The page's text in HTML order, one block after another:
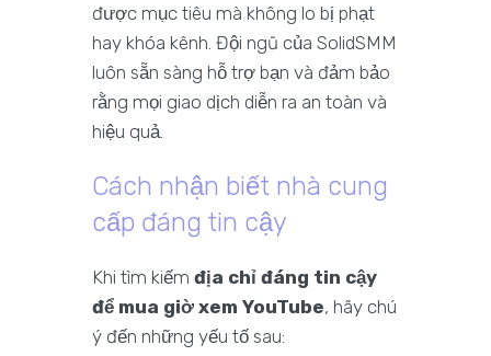
được mục tiêu mà không lo bị phạt
hay khóa kênh. Đội ngũ của SolidSMM
luôn sẵn sàng hỗ trợ bạn và đảm bảo
rằng mọi giao dịch diễn ra an toàn và
hiệu quả.
Cách nhận biết nhà cung
cấp đáng tin cậy
Khi tìm kiếm địa chỉ đáng tin cậy
để mua giờ xem YouTube, hãy chú
ý đến những yếu tố sau: